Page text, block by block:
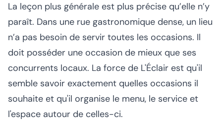
La leçon plus générale est plus précise qu’elle n’y
paraît. Dans une rue gastronomique dense, un lieu
n’a pas besoin de servir toutes les occasions. Il
doit posséder une occasion de mieux que ses
concurrents locaux. La force de L'Éclair est qu'il
semble savoir exactement quelles occasions il
souhaite et qu'il organise le menu, le service et
l'espace autour de celles-ci.